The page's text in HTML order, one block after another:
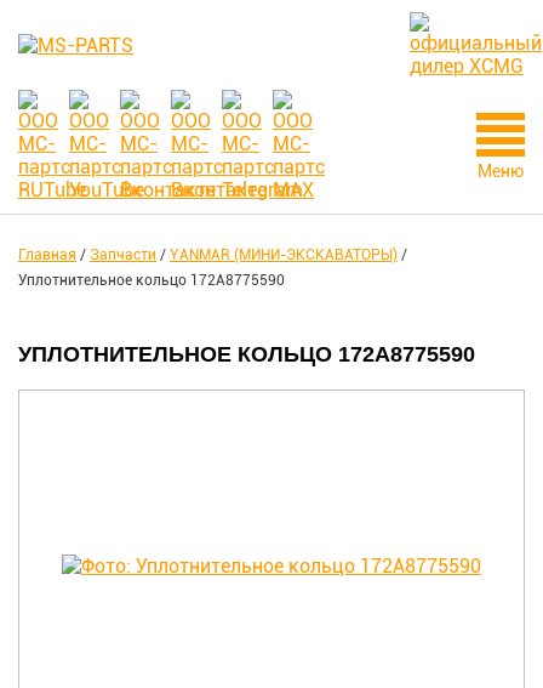
Меню
Главная / Запчасти / YANMAR (МИНИ-ЭКСКАВАТОРЫ) /
Уплотнительное кольцо 172A8775590
УПЛОТНИТЕЛЬНОЕ КОЛЬЦО 172A8775590